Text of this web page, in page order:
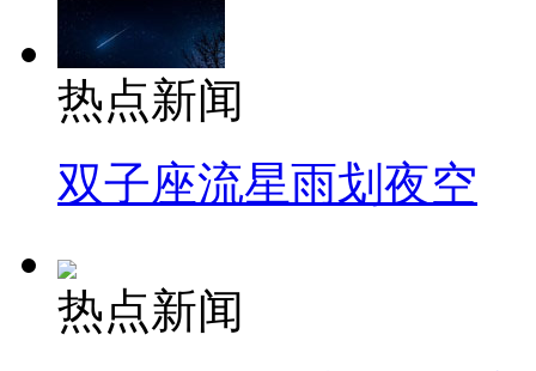
热点新闻
双子座流星雨划夜空
热点新闻